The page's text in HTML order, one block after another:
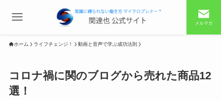
メルマガ
ホーム ライフチェンジ！ 動画と音声で学ぶ成功法則
コロナ禍に関のブログから売れた商品12
選！